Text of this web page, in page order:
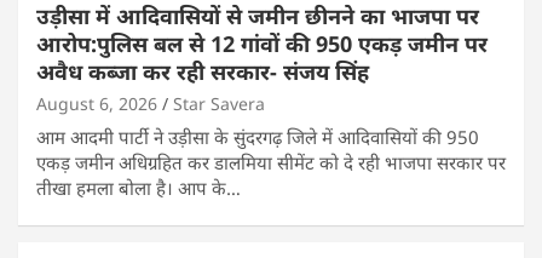
उड़ीसा में आदिवासियों से जमीन छीनने का भाजपा पर
आरोप:पुलिस बल से 12 गांवों की 950 एकड़ जमीन पर
अवैध कब्जा कर रही सरकार- संजय सिंह
August 6, 2026 Star Savera
आम आदमी पार्टी ने उड़ीसा के सुंदरगढ़ जिले में आदिवासियों की 950
एकड़ जमीन अधिग्रहित कर डालमिया सीमेंट को दे रही भाजपा सरकार पर
तीखा हमला बोला है। आप के…